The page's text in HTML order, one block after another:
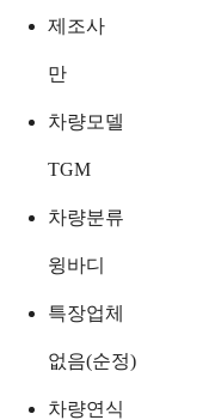
제조사
만
차량모델
TGM
차량분류
윙바디
특장업체
없음(순정)
차량연식